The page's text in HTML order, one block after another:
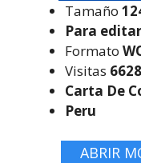
Tamaño
Para editar
Formato
Visitas 6628
Carta De
Peru
ABRIR